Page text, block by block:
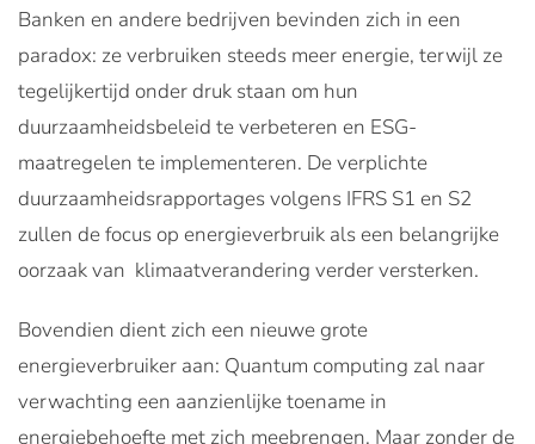
Banken en andere bedrijven bevinden zich in een
paradox: ze verbruiken steeds meer energie, terwijl ze
tegelijkertijd onder druk staan om hun
duurzaamheidsbeleid te verbeteren en ESG-
maatregelen te implementeren. De verplichte
duurzaamheidsrapportages volgens IFRS S1 en S2
zullen de focus op energieverbruik als een belangrijke
oorzaak van klimaatverandering verder versterken.
Bovendien dient zich een nieuwe grote
energieverbruiker aan: Quantum computing zal naar
verwachting een aanzienlijke toename in
energiebehoefte met zich meebrengen. Maar zonder de